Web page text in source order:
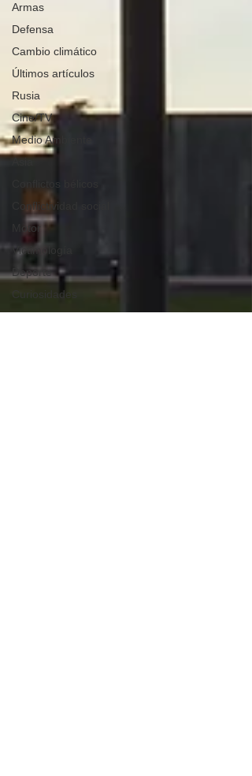
Armas
Defensa
Cambio climático
Últimos artículos
Rusia
Cine/TV
Medio Ambiente
Asia
Conflictos bélicos
Conflictividad social
Motor
Victimología
Deporte
Curiosidades
Internacional